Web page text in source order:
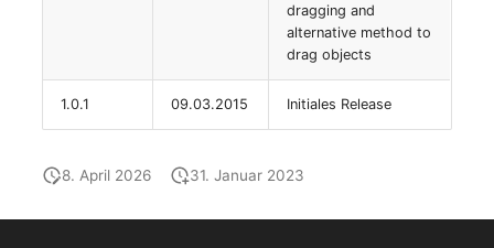
dragging and
alternative method to
drag objects
1.0.1 09.03.2015 Initiales Release
8. April 2026 31. Januar 2023